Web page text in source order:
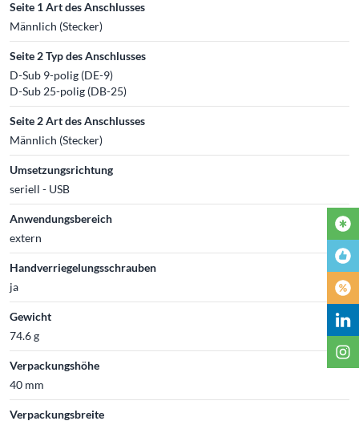
Seite 1 Art des Anschlusses
Männlich (Stecker)
Seite 2 Typ des Anschlusses
D-Sub 9-polig (DE-9)
D-Sub 25-polig (DB-25)
Seite 2 Art des Anschlusses
Männlich (Stecker)
Umsetzungsrichtung
seriell - USB
Anwendungsbereich
extern
Handverriegelungsschrauben
ja
Gewicht
74.6 g
Verpackungshöhe
40 mm
Verpackungsbreite